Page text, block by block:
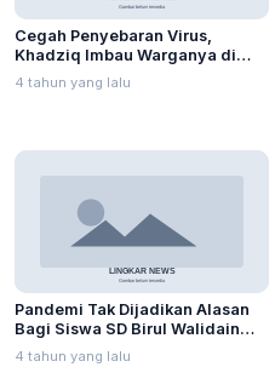
Cegah Penyebaran Virus,
Khadziq Imbau Warganya di
Perantauan Tidak Mudik
4 tahun yang lalu
Pandemi Tak Dijadikan Alasan
Bagi Siswa SD Birul Walidain
Torehkan Prestasi
4 tahun yang lalu